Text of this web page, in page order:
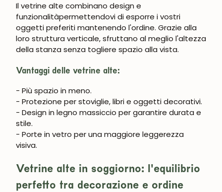
Ilvetrine alte combinano design e
funzionalitàpermettendovi di esporre i vostri
oggetti preferiti mantenendo l'ordine. Grazie alla
loro struttura verticale, sfruttano al meglio l'altezza
della stanza senza togliere spazio alla vista.
Vantaggi delle vetrine alte:
- Più spazio in meno.
- Protezione per stoviglie, libri e oggetti decorativi.
- Design in legno massiccio per garantire durata e
stile.
- Porte in vetro per una maggiore leggerezza
visiva.
Vetrine alte in soggiorno: l'equilibrio
perfetto tra decorazione e ordine
COMMUNITY
Ottieni uno sconto del 5%.
Novità e vantaggi riservati agli iscritti.